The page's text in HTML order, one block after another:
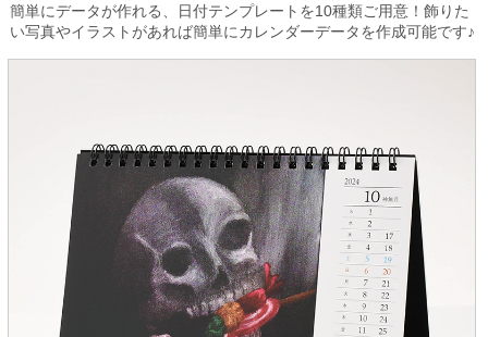
簡単にデータが作れる、日付テンプレートを10種類ご用意！飾りた
い写真やイラストがあれば簡単にカレンダーデータを作成可能です♪